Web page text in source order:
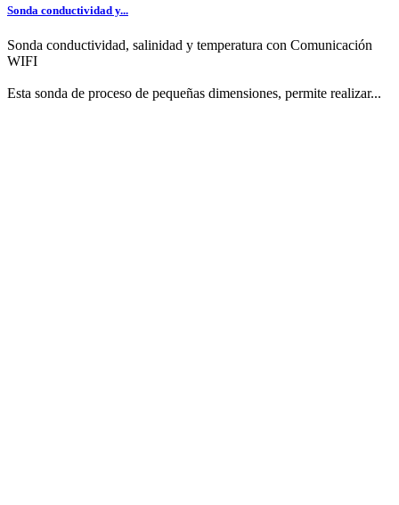
Sonda conductividad y...
Sonda conductividad, salinidad y temperatura con Comunicación
WIFI
Esta sonda de proceso de pequeñas dimensiones, permite realizar...